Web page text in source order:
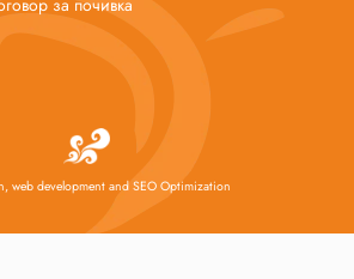
за почивка
web development and SEO Optimization